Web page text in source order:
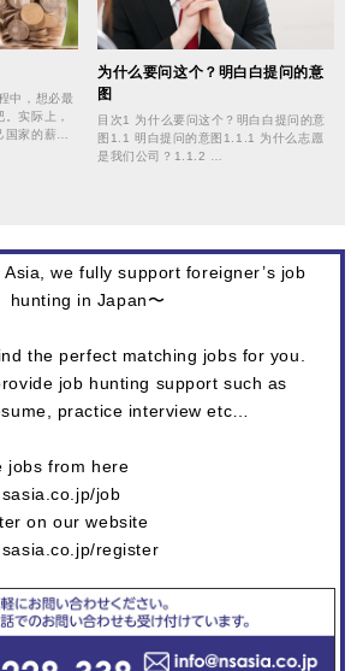
中，想必最
实际上，
国家的薪…
为什么要问这个？明⽩白提问的意
图
目次1 为什么要问这个？明⽩白提问的意
图1.1 明白提问的意图1.1.1 为什么志愿
是我们公司？1.1.2 …
Asia, we fully support foreigner’s job
hunting in Japan〜
the perfect matching jobs for you.
job hunting support such as
practice interview etc…
jobs from here
job
on our website
register